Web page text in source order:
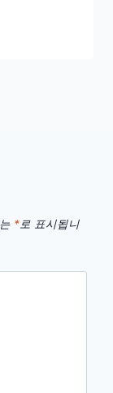
*로 표시됩니